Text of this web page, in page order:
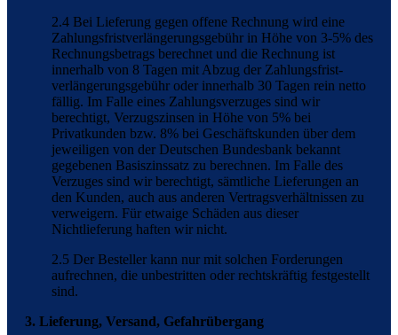
2.4 Bei Lieferung gegen offene Rechnung wird eine
Zahlungsfristverlängerungsgebühr in Höhe von 3-5% des
Rechnungsbetrags berechnet und die Rechnung ist
innerhalb von 8 Tagen mit Abzug der Zahlungsfrist-
verlängerungsgebühr oder innerhalb 30 Tagen rein netto
fällig. Im Falle eines Zahlungsverzuges sind wir
berechtigt, Verzugszinsen in Höhe von 5% bei
Privatkunden bzw. 8% bei Geschäftskunden über dem
jeweiligen von der Deutschen Bundesbank bekannt
gegebenen Basiszinssatz zu berechnen. Im Falle des
Verzuges sind wir berechtigt, sämtliche Lieferungen an
den Kunden, auch aus anderen Vertragsverhältnissen zu
verweigern. Für etwaige Schäden aus dieser
Nichtlieferung haften wir nicht.
2.5 Der Besteller kann nur mit solchen Forderungen
aufrechnen, die unbestritten oder rechtskräftig festgestellt
sind.
3. Lieferung, Versand, Gefahrübergang